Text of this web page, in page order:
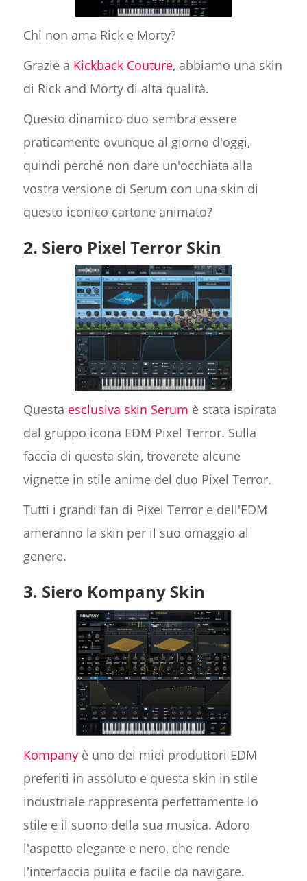
Chi non ama Rick e Morty?
Grazie a Kickback Couture, abbiamo una skin
di Rick and Morty di alta qualità.
Questo dinamico duo sembra essere
praticamente ovunque al giorno d'oggi,
quindi perché non dare un'occhiata alla
vostra versione di Serum con una skin di
questo iconico cartone animato?
2. Siero Pixel Terror Skin
Questa esclusiva skin Serum è stata ispirata
dal gruppo icona EDM Pixel Terror. Sulla
faccia di questa skin, troverete alcune
vignette in stile anime del duo Pixel Terror.
Tutti i grandi fan di Pixel Terror e dell'EDM
ameranno la skin per il suo omaggio al
genere.
3. Siero Kompany Skin
Kompanyè uno dei miei produttori EDM
preferiti in assoluto e questa skin in stile
industriale rappresenta perfettamente lo
stile e il suono della sua musica. Adoro
l'aspetto elegante e nero, che rende
l'interfaccia pulita e facile da navigare.